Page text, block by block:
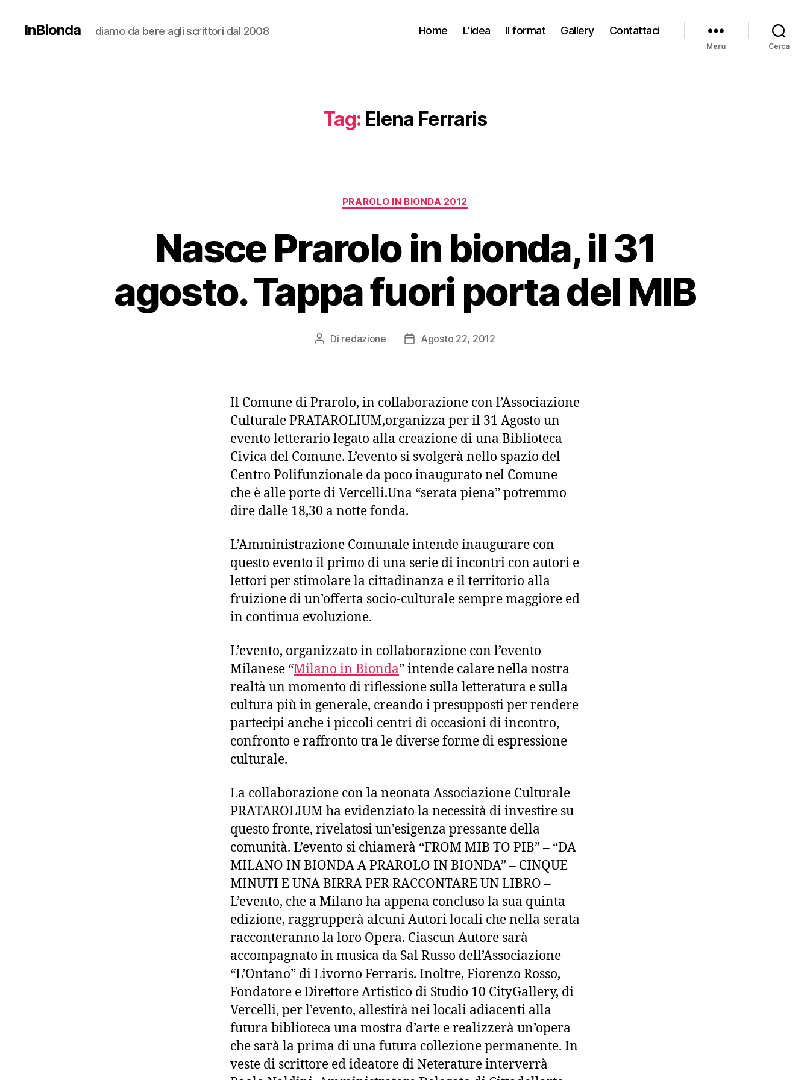
InBionda diamo da bere agli scrittori dal 2008 Home L’idea Il format Gallery Contattaci
Menu Cerca
Tag: Elena Ferraris
Categorie
PRAROLO IN BIONDA 2012
Nasce Prarolo in bionda, il 31
agosto. Tappa fuori porta del MIB
Autore
Di redazione
DataAgosto 22, 2012
Il Comune di Prarolo, in collaborazione con l’Associazione
Culturale PRATAROLIUM,organizza per il 31 Agosto un
evento letterario legato alla creazione di una Biblioteca
Civica del Comune. L’evento si svolgerà nello spazio del
Centro Polifunzionale da poco inaugurato nel Comune
che è alle porte di Vercelli.Una “serata piena” potremmo
dire dalle 18,30 a notte fonda.
L’Amministrazione Comunale intende inaugurare con
questo evento il primo di una serie di incontri con autori e
lettori per stimolare la cittadinanza e il territorio alla
fruizione di un’offerta socio-culturale sempre maggiore ed
in continua evoluzione.
L’evento, organizzato in collaborazione con l’evento
Milanese “Milano in Bionda” intende calare nella nostra
realtà un momento di riflessione sulla letteratura e sulla
cultura più in generale, creando i presupposti per rendere
partecipi anche i piccoli centri di occasioni di incontro,
confronto e raffronto tra le diverse forme di espressione
culturale.
La collaborazione con la neonata Associazione Culturale
PRATAROLIUM ha evidenziato la necessità di investire su
questo fronte, rivelatosi un’esigenza pressante della
comunità. L’evento si chiamerà “FROM MIB TO PIB” – “DA
MILANO IN BIONDA A PRAROLO IN BIONDA” – CINQUE
MINUTI E UNA BIRRA PER RACCONTARE UN LIBRO –
L’evento, che a Milano ha appena concluso la sua quinta
edizione, raggrupperà alcuni Autori locali che nella serata
racconteranno la loro Opera. Ciascun Autore sarà
accompagnato in musica da Sal Russo dell’Associazione
“L’Ontano” di Livorno Ferraris. Inoltre, Fiorenzo Rosso,
Fondatore e Direttore Artistico di Studio 10 CityGallery, di
Vercelli, per l’evento, allestirà nei locali adiacenti alla
futura biblioteca una mostra d’arte e realizzerà un’opera
che sarà la prima di una futura collezione permanente. In
veste di scrittore ed ideatore di Neterature interverrà